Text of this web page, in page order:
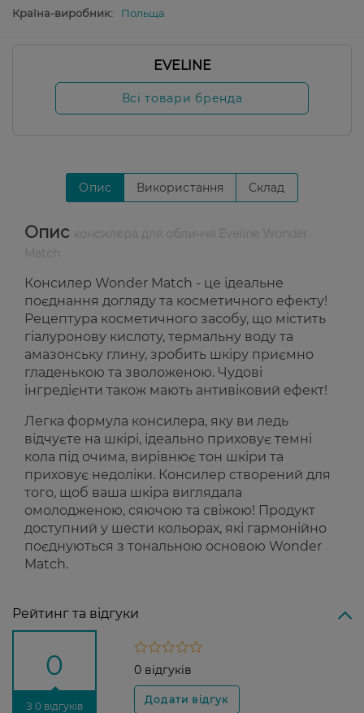
Країна-виробник:
Польща
EVELINE
Всі товари бренда
Опис Використання Склад
Опис
Консилер Wonder Match - це ідеальне
поєднання догляду та косметичного ефекту!
Рецептура косметичного засобу, що містить
гіалуронову кислоту, термальну воду та
амазонську глину, зробить шкіру приємно
гладенькою та зволоженою. Чудові
інгредієнти також мають антивіковий ефект!
Легка формула консилера, яку ви ледь
відчуєте на шкірі, ідеально приховує темні
кола під очима, вирівнює тон шкіри та
приховує недоліки. Консилер створений для
того, щоб ваша шкіра виглядала
омолодженою, сяючою та свіжою! Продукт
доступний у шести кольорах, які гармонійно
поєднуються з тональною основою Wonder
Match.
Рейтинг та відгуки
0
З 0 відгуків
0 відгуків